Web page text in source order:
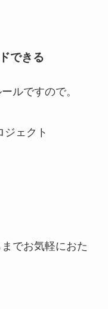
できる
ルですので。
ェクト
でお気軽におた